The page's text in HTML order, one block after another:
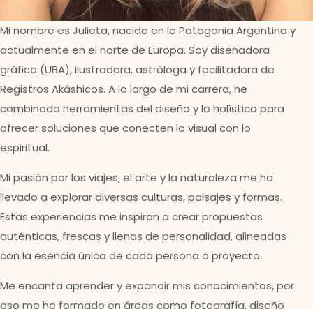
Mi nombre es Julieta, nacida en la Patagonia Argentina y
actualmente en el norte de Europa. Soy diseñadora
gráfica (UBA), ilustradora, astróloga y facilitadora de
Registros Akáshicos. A lo largo de mi carrera, he
combinado herramientas del diseño y lo holístico para
ofrecer soluciones que conecten lo visual con lo
espiritual.
Mi pasión por los viajes, el arte y la naturaleza me ha
llevado a explorar diversas culturas, paisajes y formas.
Estas experiencias me inspiran a crear propuestas
auténticas, frescas y llenas de personalidad, alineadas
con la esencia única de cada persona o proyecto.
Me encanta aprender y expandir mis conocimientos, por
eso me he formado en áreas como fotografía, diseño